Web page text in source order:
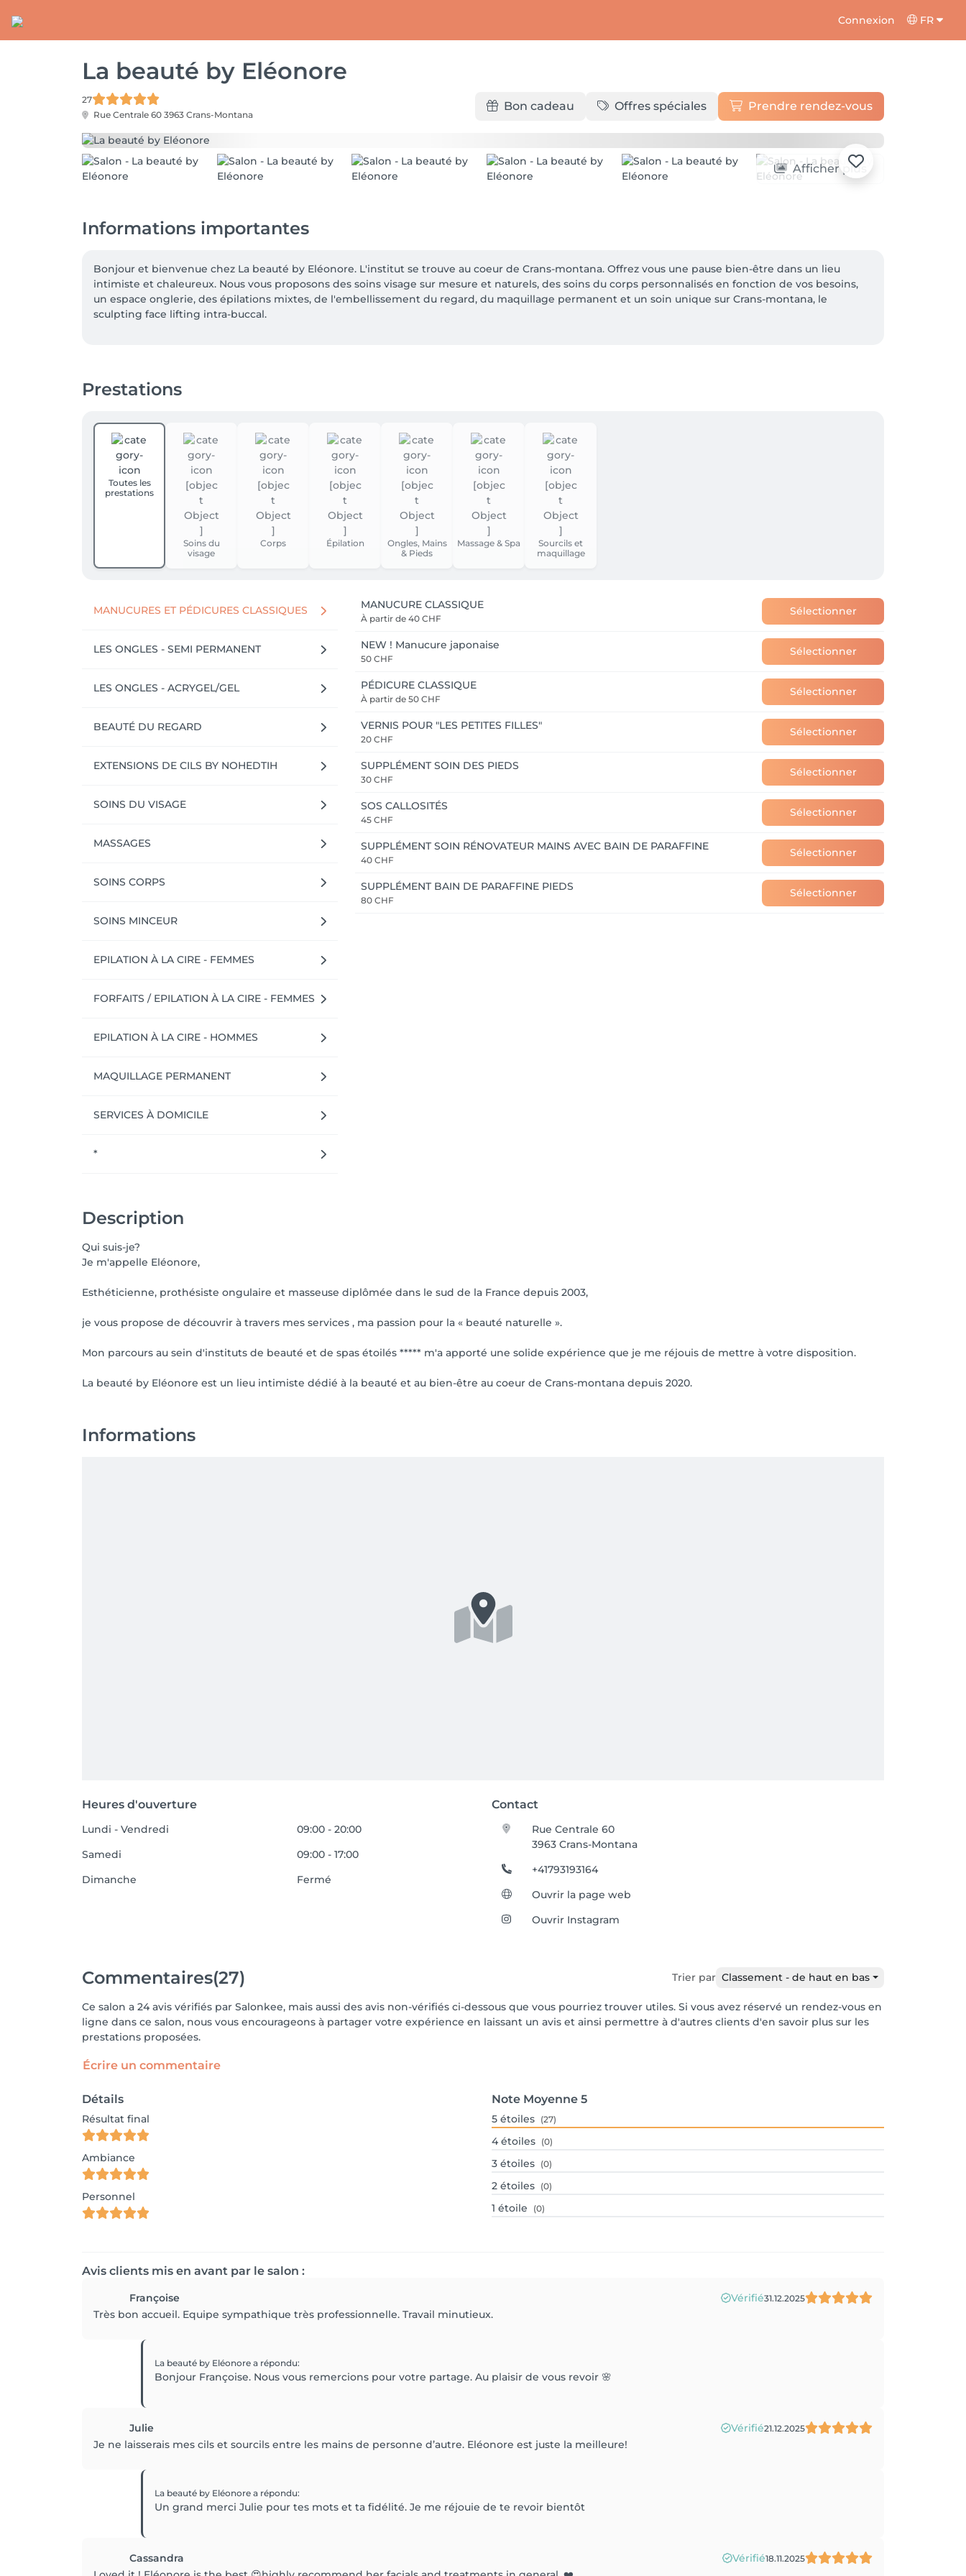
Connexion FR
La beauté by Eléonore
27
Rue Centrale 60 3963 Crans-Montana
Bon cadeau Offres spéciales Prendre rendez-vous
Afficher plus
Informations importantes
Bonjour et bienvenue chez La beauté by Eléonore. L'institut se trouve au coeur de Crans-montana. Offrez vous une pause bien-être dans un lieu
intimiste et chaleureux. Nous vous proposons des soins visage sur mesure et naturels, des soins du corps personnalisés en fonction de vos besoins,
un espace onglerie, des épilations mixtes, de l'embellissement du regard, du maquillage permanent et un soin unique sur Crans-montana, le
Prestations
Toutes les
prestations
Soins du
visage
Corps Épilation
Ongles, Mains
& Pieds
Massage & Spa
Sourcils et
maquillage
MANUCURES ET PÉDICURES CLASSIQUES
LES ONGLES - SEMI PERMANENT
LES ONGLES - ACRYGEL/GEL
BEAUTÉ DU REGARD
EXTENSIONS DE CILS BY NOHEDTIH
SOINS DU VISAGE
MASSAGES
SOINS CORPS
SOINS MINCEUR
EPILATION À LA CIRE - FEMMES
FORFAITS / EPILATION À LA CIRE - FEMMES
EPILATION À LA CIRE - HOMMES
MAQUILLAGE PERMANENT
SERVICES À DOMICILE
*
MANUCURE CLASSIQUE
À partir de 40 CHF
Sélectionner
NEW ! Manucure japonaise
50 CHF
Sélectionner
PÉDICURE CLASSIQUE
À partir de 50 CHF
Sélectionner
VERNIS POUR "LES PETITES FILLES"
20 CHF
Sélectionner
SUPPLÉMENT SOIN DES PIEDS
30 CHF
Sélectionner
SOS CALLOSITÉS
45 CHF
Sélectionner
SUPPLÉMENT SOIN RÉNOVATEUR MAINS AVEC BAIN DE PARAFFINE
40 CHF
Sélectionner
SUPPLÉMENT BAIN DE PARAFFINE PIEDS
80 CHF
Sélectionner
Description
Qui suis-je?
Je m'appelle Eléonore,
Esthéticienne, prothésiste ongulaire et masseuse diplômée dans le sud de la France depuis 2003,
je vous propose de découvrir à travers mes services , ma passion pour la « beauté naturelle ».
Mon parcours au sein d'instituts de beauté et de spas étoilés ***** m'a apporté une solide expérience que je me réjouis de mettre à votre disposition.
La beauté by Eléonore est un lieu intimiste dédié à la beauté et au bien-être au coeur de Crans-montana depuis 2020.
Informations
Heures d'ouverture Contact
Lundi - Vendredi
09:00 - 20:00
Samedi
09:00 - 17:00
Dimanche
Fermé
Rue Centrale 60
3963 Crans-Montana
+41793193164
Ouvrir la page web
Ouvrir Instagram
Commentaires(27) Trier par Classement - de haut en bas
Ce salon a 24 avis vérifiés par Salonkee, mais aussi des avis non-vérifiés ci-dessous que vous pourriez trouver utiles. Si vous avez réservé un rendez-vous en
ligne dans ce salon, nous vous encourageons à partager votre expérience en laissant un avis et ainsi permettre à d'autres clients d'en savoir plus sur les
prestations proposées.
Écrire un commentaire
Détails
Résultat final
Ambiance
Personnel
Note Moyenne 5
5 étoiles (27)
4 étoiles (0)
3 étoiles (0)
2 étoiles (0)
1 étoile (0)
Avis clients mis en avant par le salon :
Françoise Vérifié31.12.2025
Très bon accueil. Equipe sympathique très professionnelle. Travail minutieux.
La beauté by Eléonore a répondu:
Bonjour Françoise. Nous vous remercions pour votre partage. Au plaisir de vous revoir 🌸
Julie Vérifié21.12.2025
Je ne laisserais mes cils et sourcils entre les mains de personne d’autre. Eléonore est juste la meilleure!
La beauté by Eléonore a répondu:
Un grand merci Julie pour tes mots et ta fidélité. Je me réjouie de te revoir bientôt
Cassandra Vérifié18.11.2025